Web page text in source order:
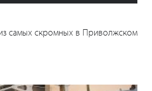
самых скромных в Приволжском